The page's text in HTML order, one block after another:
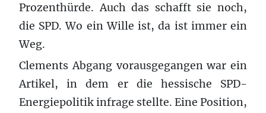
Prozenthürde. Auch das schafft sie noch,
die SPD. Wo ein Wille ist, da ist immer ein
Weg.
Clements Abgang vorausgegangen war ein
Artikel, in dem er die hessische SPD-
Energiepolitik infrage stellte. Eine Position,